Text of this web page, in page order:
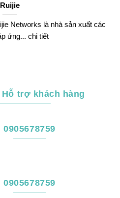
Ruijie
Networks là nhà sản xuất các
ứng... chi tiết
Hỗ trợ khách hàng
0905678759
0905678759